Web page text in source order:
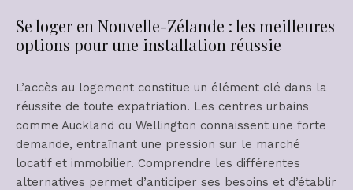
Se loger en Nouvelle-Zélande : les meilleures
options pour une installation réussie
L’accès au logement constitue un élément clé dans la
réussite de toute expatriation. Les centres urbains
comme Auckland ou Wellington connaissent une forte
demande, entraînant une pression sur le marché
locatif et immobilier. Comprendre les différentes
alternatives permet d’anticiper ses besoins et d’établir